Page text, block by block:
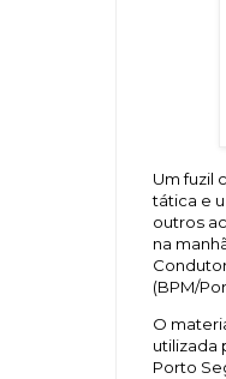
Um fuzil
tática e
outros
na
(BPM/
O
utilizada
Porto